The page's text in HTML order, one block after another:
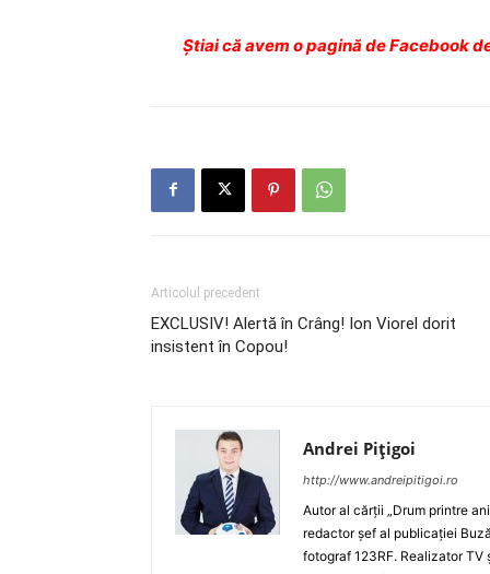
Ştiai că avem o pagină de Facebook
Articolul precedent
EXCLUSIV! Alertă în Crâng! Ion Viorel dorit
insistent în Copou!
Andrei Pițigoi
http://www.andreipitigoi.ro
Autor al cărţii „Drum printre
redactor şef al publicaţiei
fotograf 123RF. Realizator TV